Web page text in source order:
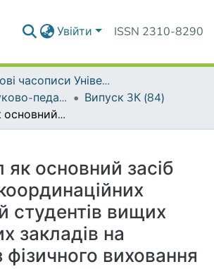
Увійти ISSN 2310-8290
Наукові часописи Університету
Серія 15. Науково-педагогічні проблеми фізичної культури (фізична культура і спорт)
Випуск 3К (84)
Баскетбол як основний засіб розвитку координаційних здібностей студентів вищих навчальних закладів на заняттях з фізичного виховання
як основний засіб
студентів вищих
закладів на
фізичного виховання